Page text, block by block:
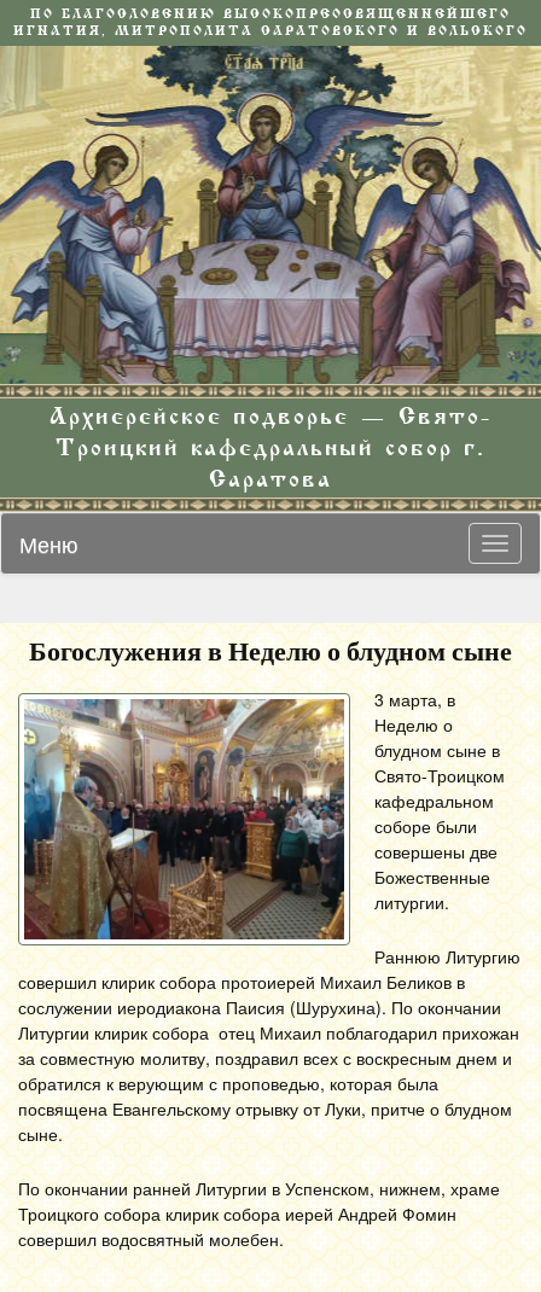
ПО БЛАГОСЛОВЕНИЮ ВЫСОКОПРЕОСВЯЩЕННЕЙШЕГО
ИГНАТИЯ, МИТРОПОЛИТА САРАТОВСКОГО И ВОЛЬСКОГО
Архиерейское подворье — Свято-
Троицкий кафедральный собор г.
Саратова
Меню
Богослужения в Неделю о блудном сыне
3 марта, в
Неделю о
блудном сыне в
Свято-Троицком
кафедральном
соборе были
совершены две
Божественные
литургии.
Раннюю Литургию
совершил клирик собора протоиерей Михаил Беликов в
сослужении иеродиакона Паисия (Шурухина). По окончании
Литургии клирик собора отец Михаил поблагодарил прихожан
за совместную молитву, поздравил всех с воскресным днем и
обратился к верующим с проповедью, которая была
посвящена Евангельскому отрывку от Луки, притче о блудном
сыне.
По окончании ранней Литургии в Успенском, нижнем, храме
Троицкого собора клирик собора иерей Андрей Фомин
совершил водосвятный молебен.